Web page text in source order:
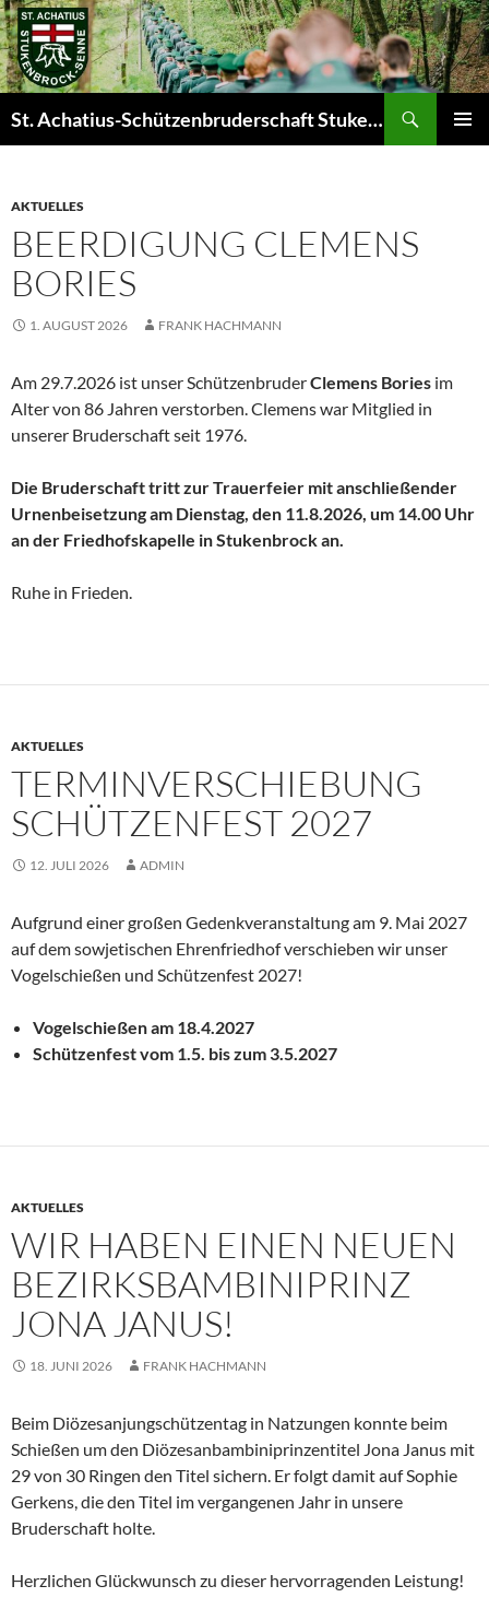
Zum
Inhalt
springen
St. Achatius-Schützenbruderschaft Stukenbrock-Senne e.V.
AKTUELLES
BEERDIGUNG CLEMENS
BORIES
1. AUGUST 2026 FRANK HACHMANN
Am 29.7.2026 ist unser SchützenbruderClemens Bories im
Alter von 86 Jahren verstorben. Clemens war Mitglied in
unserer Bruderschaft seit 1976.
Die Bruderschaft tritt zur Trauerfeier mit anschließender
Urnenbeisetzung am Dienstag, den 11.8.2026, um 14.00 Uhr
an der Friedhofskapelle in Stukenbrock an.
Ruhe in Frieden.
AKTUELLES
TERMINVERSCHIEBUNG
SCHÜTZENFEST 2027
12. JULI 2026 ADMIN
Aufgrund einer großen Gedenkveranstaltung am 9. Mai 2027
auf dem sowjetischen Ehrenfriedhof verschieben wir unser
Vogelschießen und Schützenfest 2027!
Vogelschießen am 18.4.2027
Schützenfest vom 1.5. bis zum 3.5.2027
AKTUELLES
WIR HABEN EINEN NEUEN
BEZIRKSBAMBINIPRINZ
JONA JANUS!
18. JUNI 2026 FRANK HACHMANN
Beim Diözesanjungschützentag in Natzungen konnte beim
Schießen um den Diözesanbambiniprinzentitel Jona Janus mit
29 von 30 Ringen den Titel sichern. Er folgt damit auf Sophie
Gerkens, die den Titel im vergangenen Jahr in unsere
Bruderschaft holte.
Herzlichen Glückwunsch zu dieser hervorragenden Leistung!